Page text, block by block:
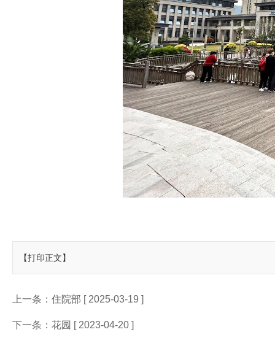
【打印正文】
上一条： 住院部 [ 2025-03-19 ]
下一条： 花园 [ 2023-04-20 ]